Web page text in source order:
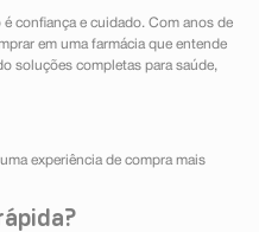
confiança e cuidado. Com anos de
em uma farmácia que entende
soluções completas para saúde,
experiência de compra mais